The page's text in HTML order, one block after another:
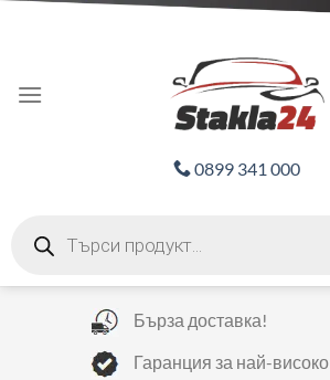
0899 341 000
search
Бърза доставка!
Гаранция за най-високо